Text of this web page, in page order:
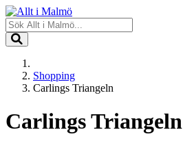
Shopping
Carlings Triangeln
Carlings Triangeln